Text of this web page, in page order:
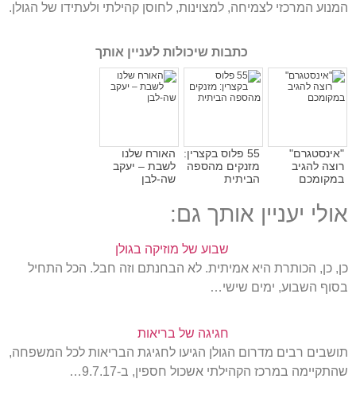
המנוע המרכזי לצמיחה, למצוינות, לחוסן קהילתי ולעתידו של הגולן.
כתבות שיכולות לעניין אותך
"אינסטגרם"
רוצה להגיב
במקומכם
55 פלוס בקצרין:
מזנקים מהספה
הביתית
האורח שלנו
לשבת – יעקב
שה-לבן
אולי יעניין אותך גם:
שבוע של מוזיקה בגולן
כן, כן, הכותרת היא אמיתית. לא הבחנתם וזה חבל. הכל התחיל
בסוף השבוע, ימים שישי…
חגיגה של בריאות
תושבים רבים מדרום הגולן הגיעו לחגיגת הבריאות לכל המשפחה,
שהתקיימה במרכז הקהילתי אשכול חספין, ב-9.7.17…